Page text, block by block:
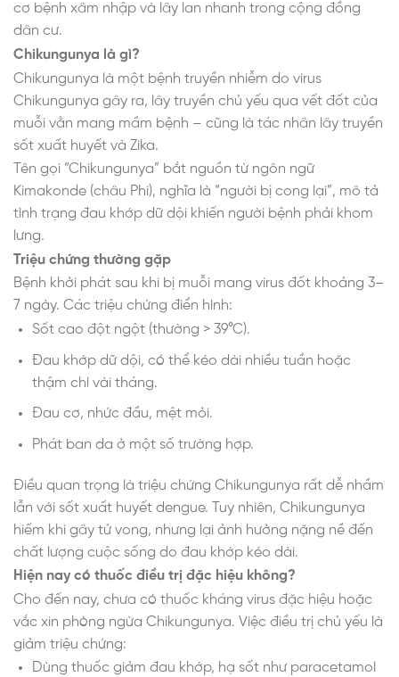
cơ bệnh xâm nhập và lây lan nhanh trong cộng đồng
dân cư.
Chikungunya là gì?
Chikungunya là một bệnh truyền nhiễm do virus
Chikungunya gây ra, lây truyền chủ yếu qua vết đốt của
muỗi vằn mang mầm bệnh – cũng là tác nhân lây truyền
sốt xuất huyết và Zika.
Tên gọi “Chikungunya” bắt nguồn từ ngôn ngữ
Kimakonde (châu Phi), nghĩa là “người bị cong lại”, mô tả
tình trạng đau khớp dữ dội khiến người bệnh phải khom
lưng.
Triệu chứng thường gặp
Bệnh khởi phát sau khi bị muỗi mang virus đốt khoảng 3–
7 ngày. Các triệu chứng điển hình:
Sốt cao đột ngột (thường > 39°C).
Đau khớp dữ dội, có thể kéo dài nhiều tuần hoặc
thậm chí vài tháng.
Đau cơ, nhức đầu, mệt mỏi.
Phát ban da ở một số trường hợp.
Điều quan trọng là triệu chứng Chikungunya rất dễ nhầm
lẫn với sốt xuất huyết dengue. Tuy nhiên, Chikungunya
hiếm khi gây tử vong, nhưng lại ảnh hưởng nặng nề đến
chất lượng cuộc sống do đau khớp kéo dài.
Hiện nay có thuốc điều trị đặc hiệu không?
Cho đến nay, chưa có thuốc kháng virus đặc hiệu hoặc
vắc xin phòng ngừa Chikungunya. Việc điều trị chủ yếu là
giảm triệu chứng:
Dùng thuốc giảm đau khớp, hạ sốt như paracetamol